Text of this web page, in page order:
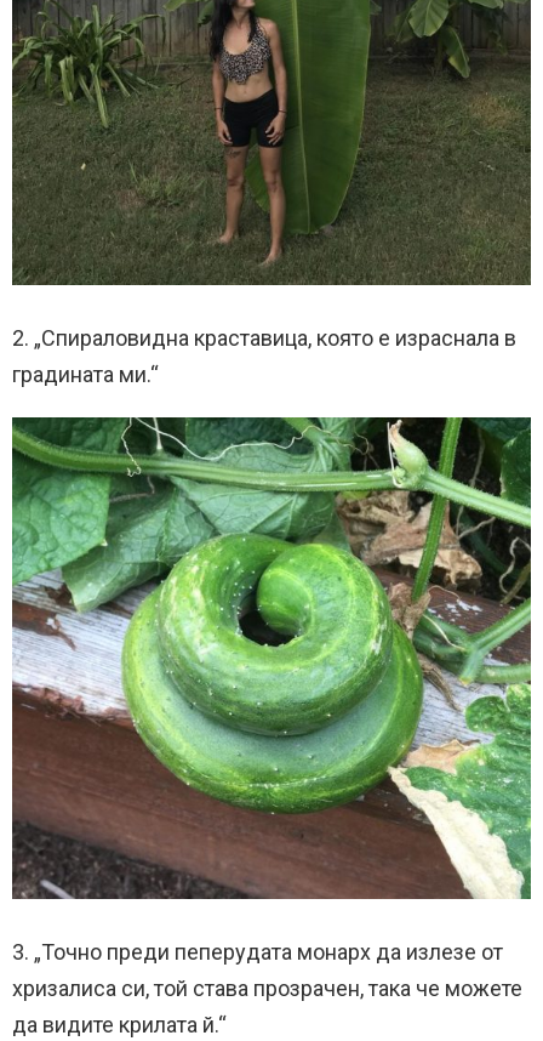
2. „Спираловидна краставица, която е израснала в
градината ми.“
3. „Точно преди пеперудата монарх да излезе от
хризалиса си, той става прозрачен, така че можете
да видите крилата й.“